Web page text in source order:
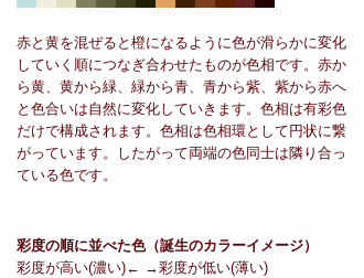
赤と黄を混ぜると橙になるように色が滑らかに変化
していく順につなぎ合わせたものが色相です。赤か
ら黄、黄から緑、緑から青、青から紫、紫から赤へ
と色合いは自然に変化していきます。色相は有彩色
だけで構成されます。色相は色相環として円状に繋
がっています。したがって両端の色同士は隣り合っ
ている色です。
彩度の順に並べた色（誕生のカラーイメージ）
彩度が高い(濃い)← →彩度が低い(薄い)